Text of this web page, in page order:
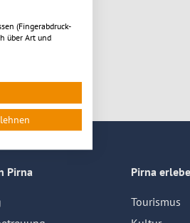
Pirna Pirna
Tourismus
(Fingerabdruck-
über Art und